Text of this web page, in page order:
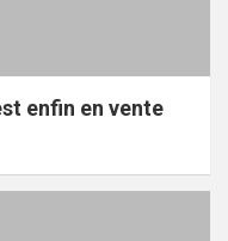
enfin en vente